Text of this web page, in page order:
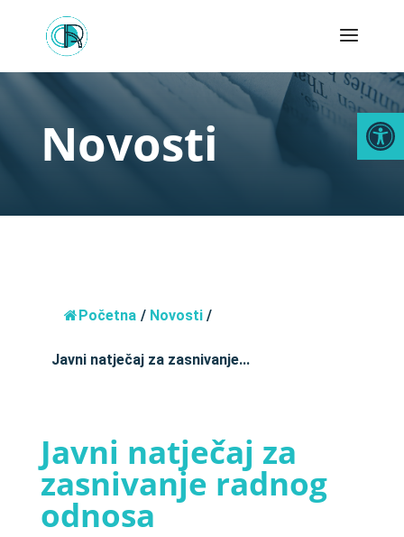
Novosti
Početna / Novosti /
Javni natječaj za zasnivanje...
Javni natječaj za
zasnivanje radnog
odnosa